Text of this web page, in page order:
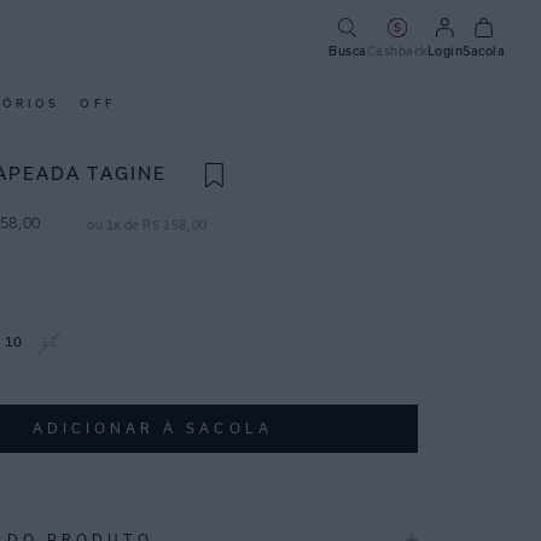
Busca CashbackLoginSacola
OFF
TAGINE
00 ou 1 x de R$ 158 00
10
ADICIONAR À SACOLA